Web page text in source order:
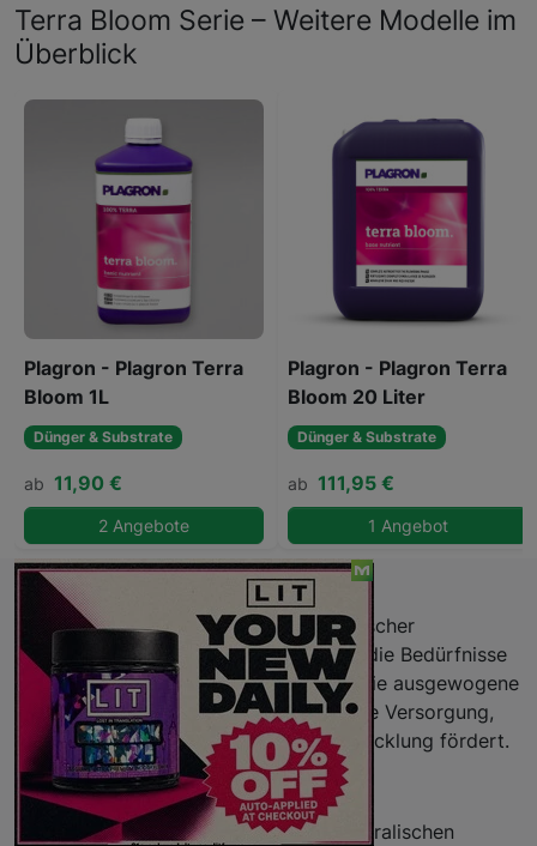
Terra Bloom Serie – Weitere Modelle im
Überblick
Plagron - Plagron Terra
Bloom 1L
Dünger & Substrate
ab 11,90 €
2 Angebote
Plagron - Plagron Terra
Bloom 20 Liter
Dünger & Substrate
ab 111,95 €
1 Angebot
Beschreibung
Plagron Terra Bloom 5L ist ein mineralischer
Blütendünger, speziell abgestimmt auf die Bedürfnisse
von Kulturpflanzen in der Blütephase. Die ausgewogene
NPK‑Formel sorgt für eine zielgerichtete Versorgung,
die sichtbare Blühkraft und Aromaentwicklung fördert.
Eigenschaften
Die Zusammensetzung basiert auf mineralischen